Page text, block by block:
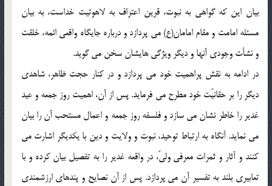
بيان اين كه گواهى به نبوت، قرين اعتراف به لاهوتيت خداست، به بيان
مسئله امامت و مقام امامان(ع) مى پردازد و درباره جايگاه واقعى ائمه، خلقت
و نشأت وجودى آنها و ديگر ويژگى هايشان سخن مى گويد.
در ادامه به نقش پراهميت خود مى پردازد و در كنار حجت ظاهر، شاهدى
ديگر را بر حقانيّت خود مطرح مى فرمايد. پس از آن، اهميت روز جمعه و عيد
غدير را خاطر نشان مى سازد و فلسفه روز جمعه و اعمال مستحب آن را بيان
مى نمايد. آنگاه به ارتباط توحيد، نبوت و ولايت و دين با يكديگر اشارت مى
كنند و آثار و ثمرات معرفى ولىّ، در واقعه غدير را به تفصيل بيان كرده و با
تعابيرى بلند به تفسير آن مى پردازد. پس از آن نصايح و پندهاى ارزشمندى